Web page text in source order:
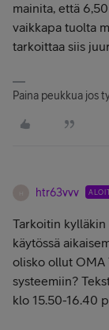
mainita, että
vaikkapa tuolta
tarkoittaa siis
Paina peukkua jos
htr63vvv
Tarkoitin
käytössä
olisko ollut OMA
systeemiin?
klo 15.50-16.40